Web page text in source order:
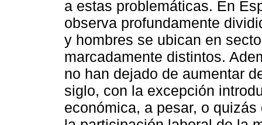
a estas problemáticas. En
observa profundamente
y hombres se ubican en
marcadamente distintos.
no han dejado de aumentar
siglo, con la excepción
económica, a pesar, o